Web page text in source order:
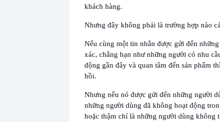
khách hàng.
Nhưng đây không phải là trường hợp nào
Nếu cùng một tin nhắn được gửi đến
xác, chẳng hạn như những người có nhu
động gần đây và quan tâm đến sản phẩm
hồi.
Nhưng nếu nó được gửi đến những người
những người dùng đã không hoạt động
hoặc thậm chí là những người dùng không